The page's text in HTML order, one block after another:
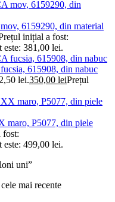
6159290, din material
inițial a fost:
este: 381,00 lei.
615908, din nabuc
lei.350,00 leiPrețul
maro, P5077, din piele
fost:
este: 499,00 lei.
uni”
mai recente